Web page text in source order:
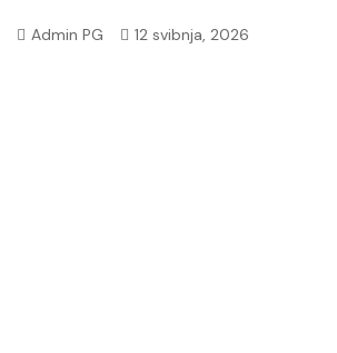
Admin PG 12 svibnja, 2026